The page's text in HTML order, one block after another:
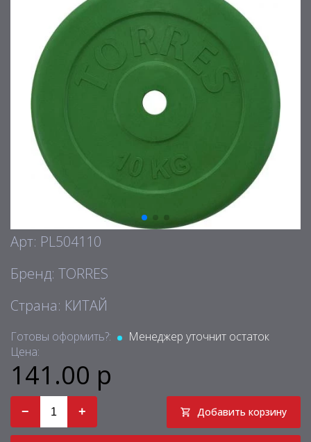
Арт: PL504110
Бренд: TORRES
Страна: КИТАЙ
Готовы оформить?:
Менеджер уточнит остаток
Цена:
141.00 р
− + Добавить корзину